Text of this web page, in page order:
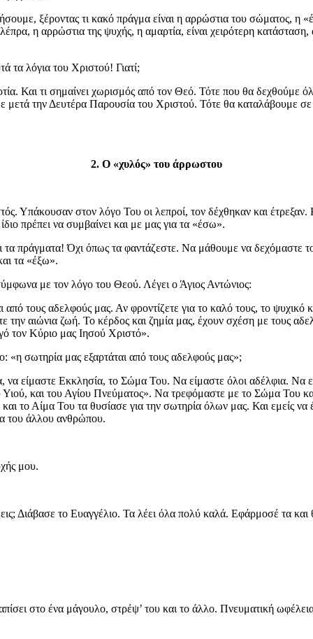
ξέροντας τι κακό πράγμα είναι η αρρώστια του σώματος,
η αρρώστια της ψυχής, η αμαρτία, είναι χειρότερη
τα λόγια του Χριστού! Γιατί;
Και τι σημαίνει χωρισμός από τον Θεό. Τότε που θα δεχθούμε
μετά την Δευτέρα Παρουσία του Χριστού. Τότε θα καταλάβουμε σε
2. Ο «χυλός» του άρρωστου
Υπάκουσαν στον λόγο Του οι λεπροί, τον δέχθηκαν και
πρέπει να συμβαίνει και με μας για τα «έσω».
τα πράγματα! Όχι όπως τα φαντάζεστε. Να μάθουμε να δεχόμαστε
τα «έξω».
με τον λόγο του Θεού. Λέγει ο Άγιος Αντώνιος:
τους αδελφούς μας. Αν φροντίζετε για το καλό τους, το ψυχικό
την αιώνια ζωή. Το κέρδος και ζημία μας, έχουν σχέση με τους
τον Κύριο μας Ιησού Χριστό».
«η σωτηρία μας εξαρτάται από τους αδελφούς μας»;
να είμαστε Εκκλησία, το Σώμα Του. Να είμαστε όλοι αδέλφια. Να
Υιού, και του Αγίου Πνεύματος». Να τρεφόμαστε με το Σώμα Του
το Αίμα Του τα θυσίασε για την σωτηρία όλων μας. Και εμείς να
του άλλου ανθρώπου.
μου.
Διάβασε το Ευαγγέλιο. Τα λέει όλα πολύ καλά. Εφάρμοσέ τα
στο ένα μάγουλο, στρέψ’ του και το άλλο. Πνευματική ωφέλεια